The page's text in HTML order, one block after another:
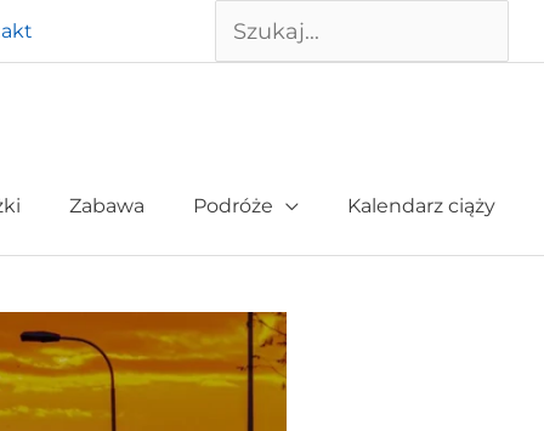
Szukaj
Zabawa Podróże Kalendarz ciąży